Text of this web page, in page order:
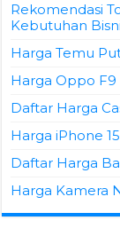
Rekomendasi
Kebutuhan
Harga Temu
Harga Oppo F9
Daftar Harga
Harga iPhone
Daftar Harga
Harga Kamera